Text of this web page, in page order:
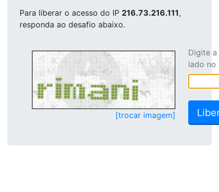
Para liberar o acesso do IP 216.73.216.111,
responda ao desafio abaixo.
[trocar imagem]
Digite
lado no